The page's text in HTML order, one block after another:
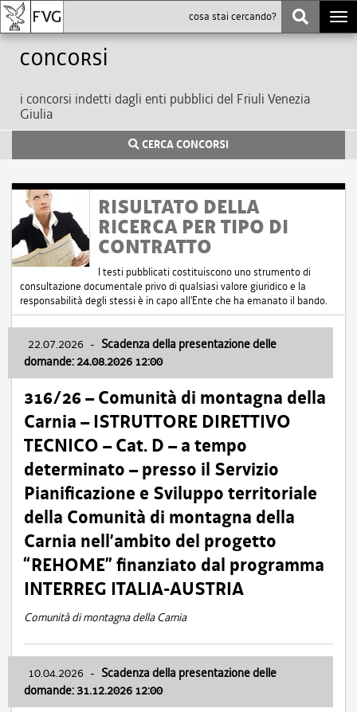
Concorsi
i concorsi indetti dagli enti pubblici del Friuli Venezia
Giulia
CERCA CONCORSI
RISULTATO DELLA
RICERCA PER TIPO DI
CONTRATTO
I testi pubblicati costituiscono uno strumento di
consultazione documentale privo di qualsiasi valore giuridico e la
responsabilità degli stessi è in capo all'Ente che ha emanato il bando.
22.07.2026 - Scadenza della presentazione delle
domande: 24.08.2026 12:00
316/26 – Comunità di montagna della
Carnia – ISTRUTTORE DIRETTIVO
TECNICO – Cat. D – a tempo
determinato – presso il Servizio
Pianificazione e Sviluppo territoriale
della Comunità di montagna della
Carnia nell’ambito del progetto
“REHOME” finanziato dal programma
INTERREG ITALIA-AUSTRIA
Comunità di montagna della Carnia
10.04.2026 - Scadenza della presentazione delle
domande: 31.12.2026 12:00